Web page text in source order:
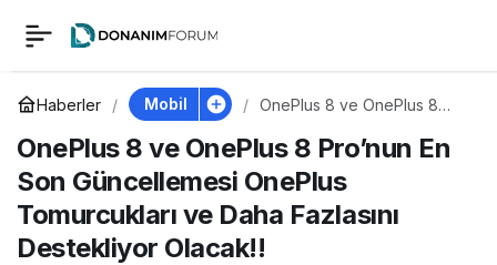
Haberler Mobil
OnePlus 8 ve OnePlus 8
Güncellemesi OnePlus
Tomurcukları ve Daha
Fazlasını Destekliyor
OnePlus 8 ve OnePlus 8 Pro’nun En
Son Güncellemesi OnePlus
Tomurcukları ve Daha Fazlasını
Destekliyor Olacak!!
OnePlus 8 ve
OnePlus 8 Pro’nun En
Son Güncellemesi
OnePlus Tomurcukları